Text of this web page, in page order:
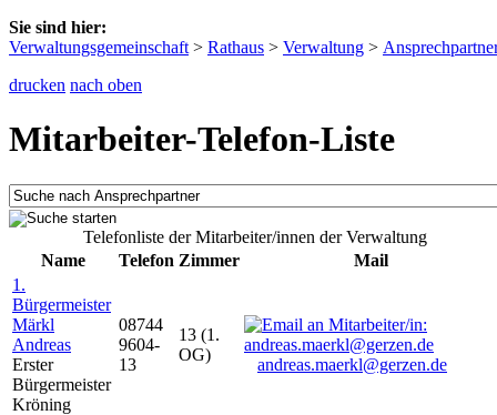
Sie sind hier:
Verwaltungsgemeinschaft > Rathaus > Verwaltung >
drucken nach oben
Mitarbeiter-Telefon-Liste
Telefonliste der Mitarbeiter/innen der Verwaltung
Name
Telefon Zimmer
Mail
1.
Bürgermeister
Märkl
Andreas
Erster
Bürgermeister
Kröning
08744
9604-
13
13 (1.
OG)
andreas.maerkl@gerzen.de